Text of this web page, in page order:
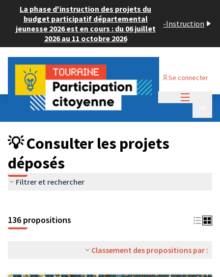
La phase d'instruction des projets du
budget participatif départemental
jeunesse 2026 est en cours : du 06 juillet
2026 au 11 octobre 2026
-Instruction
Se connecter
Budget Participatif JEUNESSE 2024
💡 Consulter les projets déposés
💡 Consulter les projets
déposés
Filtrer et rechercher
136 propositions
Classement des propositions par :